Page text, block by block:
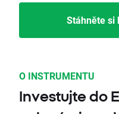
Stáhněte si
O INSTRUMENTU
Investujte do